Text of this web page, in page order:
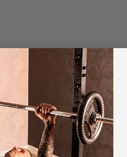
Training und reduziert die